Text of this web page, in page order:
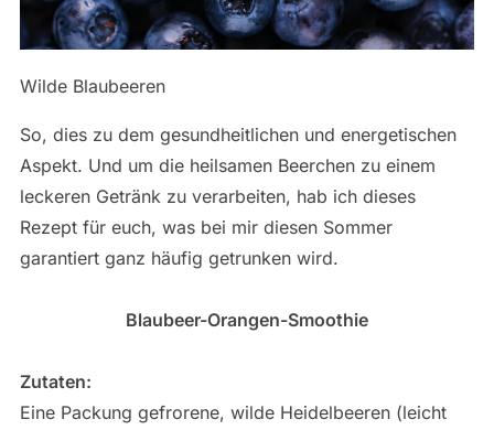
Wilde Blaubeeren
So, dies zu dem gesundheitlichen und energetischen
Aspekt. Und um die heilsamen Beerchen zu einem
leckeren Getränk zu verarbeiten, hab ich dieses
Rezept für euch, was bei mir diesen Sommer
garantiert ganz häufig getrunken wird.
Blaubeer-Orangen-Smoothie
Zutaten:
Eine Packung gefrorene, wilde Heidelbeeren (leicht